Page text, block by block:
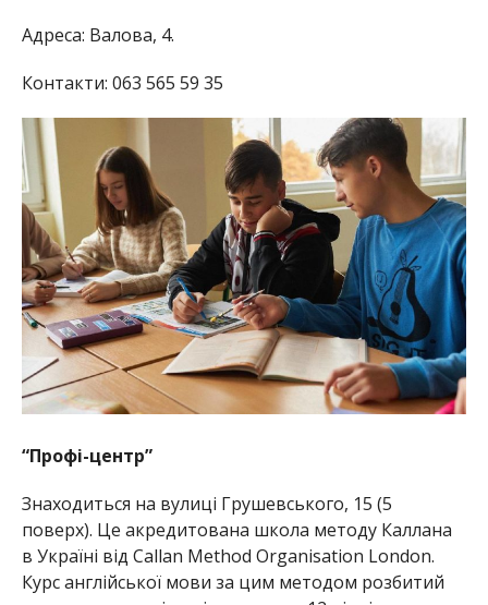
Адреса: Валова, 4.
Контакти: 063 565 59 35
“Профі-центр”
Знаходиться на вулиці Грушевського, 15 (5
поверх). Це акредитована школа методу Каллана
в Україні від Callan Method Organisation London.
Курс англійської мови за цим методом розбитий